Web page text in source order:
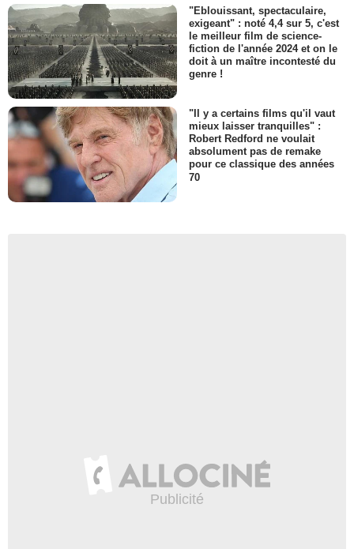
"Eblouissant, spectaculaire,
exigeant" : noté 4,4 sur 5, c'est
le meilleur film de science-
fiction de l'année 2024 et on le
doit à un maître incontesté du
genre !
"Il y a certains films qu'il vaut
mieux laisser tranquilles" :
Robert Redford ne voulait
absolument pas de remake
pour ce classique des années
70